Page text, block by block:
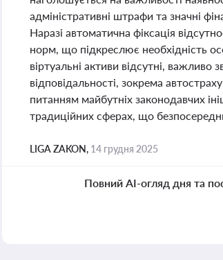
адміністративні штрафи та значні
Наразі автоматична фіксація
норм, що підкреслює необхідність
віртуальні активи відсутні,
відповідальності, зокрема
питанням майбутніх законодавчих
традиційних сферах, що
LIGA ZAKON, 14 грудня 2025
Повний AI-огляд дня та